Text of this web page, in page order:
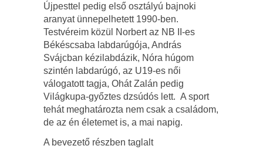
Újpesttel pedig első osztályú bajnoki
aranyat ünnepelhetett 1990-ben.
Testvéreim közül Norbert az NB II-es
Békéscsaba labdarúgója, András
Svájcban kézilabdázik, Nóra húgom
szintén labdarúgó, az U19-es női
válogatott tagja, Ohát Zalán pedig
Világkupa-győztes dzsúdós lett. A sport
tehát meghatározta nem csak a családom,
de az én életemet is, a mai napig.
A bevezető részben taglalt